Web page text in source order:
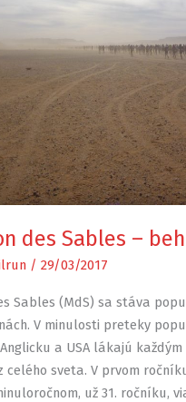
des Sables –
/ 29/03/2017
Sables (MdS) sa stáva
V minulosti preteky
a USA lákajú
celého sveta. V prvom
už 31. ročníku,